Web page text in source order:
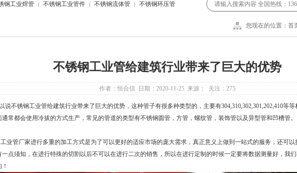
钢工业焊管 | 不锈钢工业管件 | 不锈钢流体管 | 不锈钢环压管
您现在的位置： 首
不锈钢工业管给建筑行业带来了巨大的优势
作者：恒合信 日期：2020-11-25 来源： 关注： 275
说不锈钢工业管给建筑行业带来了巨大的优势，这种管子有很多种类型的，主要有304,310,302,301,202,410等
通常都会使用冷拔的方式生产，常见的管道的类型有不锈钢圆管，方管，螺纹管，装饰管以及异型管和凹槽管。
业管厂家进行多重的加工方式是为了可以更好的适应市场的庞大需求，真正意义上做到一站式的服务，还可
一点须知，在进行特殊的切割以后不可以在进行二次的销售，所以在进行定制的时候一定要将数据测量好，我们